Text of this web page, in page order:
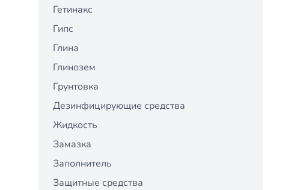
Гетинакс
Гипс
Глина
Глинозем
Грунтовка
Дезинфицирующие средства
Жидкость
Замазка
Заполнитель
Защитные средства